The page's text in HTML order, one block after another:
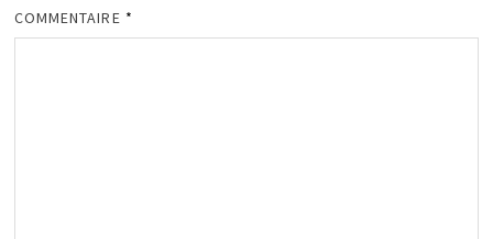
COMMENTAIRE *